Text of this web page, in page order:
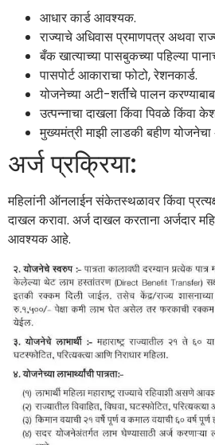
आधार कार्ड आवश्यक.
राज्याचे अधिवास प्रमाणपत्र अथवा
बँक खात्याच्या पासबुकच्या पहिल्या
पासपोर्ट आकाराचा फोटो, रेशनकार्ड.
योजनेच्या अटी-शर्तींचे पालन
उत्पन्नाचा दाखला किंवा पिवळे किंवा
मुख्यमंत्री माझी लाडकी बहीण योजनेचा
अर्ज प्रक्रिया:
महिलांनी ऑनलाईन संकेतस्थळावर किंवा
दाखल करावा. अर्ज दाखल करताना अर्जदार
आवश्यक आहे.